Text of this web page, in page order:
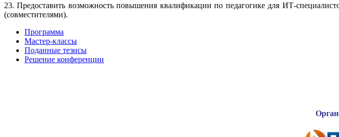
23. Предоставить возможность повышения квалификации по педагогике для ИТ-
(совместителями).
Программа
Мастер-классы
Поданные тезисы
Решение конференции